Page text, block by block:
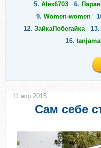
5. Alex6703 6.
9. Women-women
12. ЗайкаПобегайка 13.
16.
Сам себе
11 апр 2015